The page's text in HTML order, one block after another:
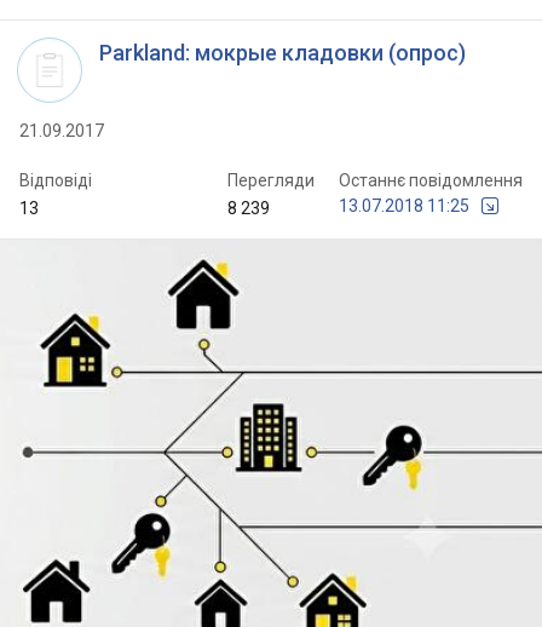
Parkland: мокрые кладовки (опрос)
21.09.2017
Відповіді
13
Перегляди
8 239
Останнє повідомлення
13.07.2018 11:25